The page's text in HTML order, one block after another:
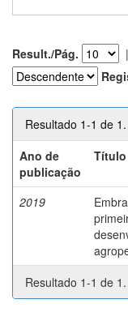
Result./Pág. |
Resultado 1-1 de 1.
Ano de
publicação
Título
2019
Resultado 1-1 de 1.